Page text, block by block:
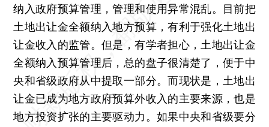
纳入政府预算管理，管理和使用异常混乱。目前把
土地出让金全额纳入地方预算，有利于强化土地出
让金收入的监管。但是，有学者担心，土地出让金
全额纳入预算管理后，总的盘子很清楚了，便于中
央和省级政府从中提取一部分。而现状是，土地出
让金已成为地方政府预算外收入的主要来源，也是
地方投资扩张的主要驱动力。如果中央和省级要分